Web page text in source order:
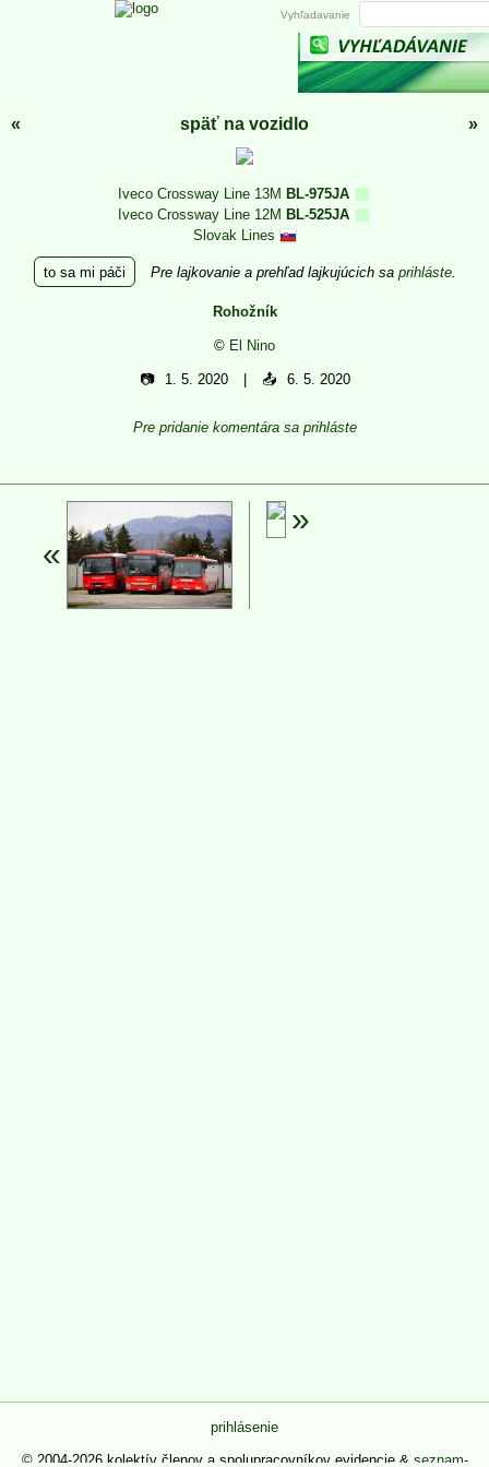
« späť na vozidlo »
Iveco Crossway Line 13M BL-975JA
Iveco Crossway Line 12M BL-525JA
Slovak Lines
to sa mi páči Pre lajkovanie a prehľad lajkujúcich sa prihláste.
Rohožník
© El Nino
📷 1. 5. 2020 📤 6. 5. 2020
Pre pridanie komentára sa prihláste
Vyhľadavanie
prihlásenie
© 2004-2026 kolektív členov a spolupracovníkov evidencie & seznam-